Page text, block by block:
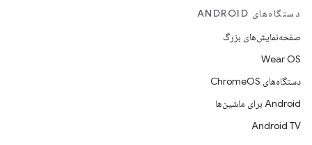
دستگاه‌های ANDROID
صفحه‌نمایش‌های بزرگ
Wear OS
دستگاه‌های ChromeOS
Android برای ماشین‌ها
Android TV